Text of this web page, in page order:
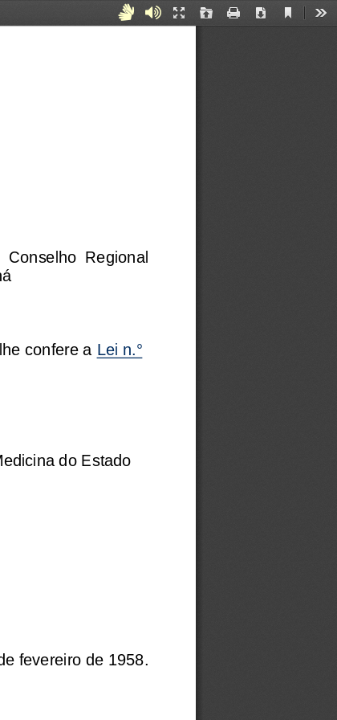
Acessibilidade
Áudiodescrição
Presentation
Open Print Download
Current
Conselho  Regional
confere a Lei n.°
do Estado
fevereiro de 1958.